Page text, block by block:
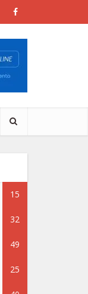
15
32
49
25